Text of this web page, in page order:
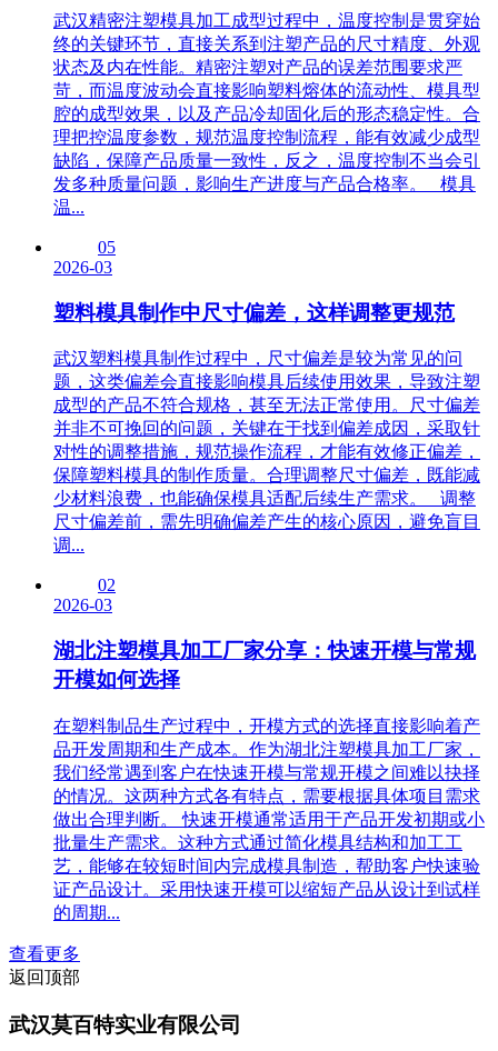
武汉精密注塑模具加工成型过程中，温度控制是贯穿始
终的关键环节，直接关系到注塑产品的尺寸精度、外观
状态及内在性能。精密注塑对产品的误差范围要求严
苛，而温度波动会直接影响塑料熔体的流动性、模具型
腔的成型效果，以及产品冷却固化后的形态稳定性。合
理把控温度参数，规范温度控制流程，能有效减少成型
缺陷，保障产品质量一致性，反之，温度控制不当会引
发多种质量问题，影响生产进度与产品合格率。 模具
温...
05
2026-03
塑料模具制作中尺寸偏差，这样调整更规范
武汉塑料模具制作过程中，尺寸偏差是较为常见的问
题，这类偏差会直接影响模具后续使用效果，导致注塑
成型的产品不符合规格，甚至无法正常使用。尺寸偏差
并非不可挽回的问题，关键在于找到偏差成因，采取针
对性的调整措施，规范操作流程，才能有效修正偏差，
保障塑料模具的制作质量。合理调整尺寸偏差，既能减
少材料浪费，也能确保模具适配后续生产需求。 调整
尺寸偏差前，需先明确偏差产生的核心原因，避免盲目
调...
02
2026-03
湖北注塑模具加工厂家分享：快速开模与常规
开模如何选择
在塑料制品生产过程中，开模方式的选择直接影响着产
品开发周期和生产成本。作为湖北注塑模具加工厂家，
我们经常遇到客户在快速开模与常规开模之间难以抉择
的情况。这两种方式各有特点，需要根据具体项目需求
做出合理判断。 快速开模通常适用于产品开发初期或小
批量生产需求。这种方式通过简化模具结构和加工工
艺，能够在较短时间内完成模具制造，帮助客户快速验
证产品设计。采用快速开模可以缩短产品从设计到试样
的周期...
查看更多
返回顶部
武汉莫百特实业有限公司